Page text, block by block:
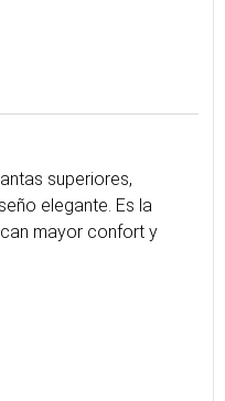
superiores,
elegante. Es la
mayor confort y